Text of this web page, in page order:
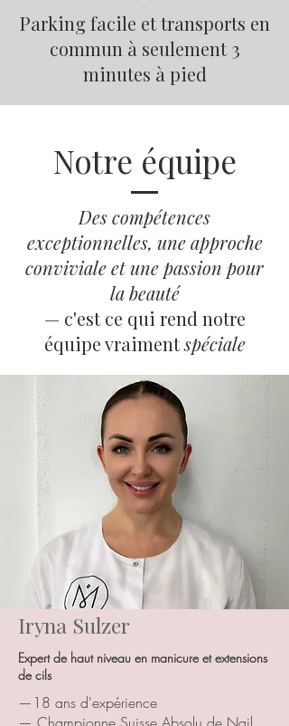
Parking facile et transports en
commun à seulement 3
minutes à pied
Notre équipe
Des compétences
exceptionnelles, une approche
conviviale et une passion pour
la beauté
— c'est ce qui rend notre
équipe vraimentspéciale
Iryna Sulzer
Expert de haut niveau en manicure et extensions
de cils
—18 ans d'expérience